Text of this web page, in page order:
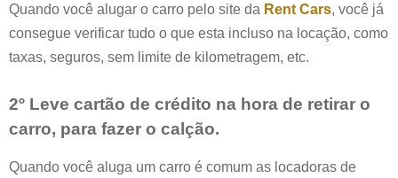
Quando você alugar o carro pelo site da Rent Cars, você já
consegue verificar tudo o que esta incluso na locação, como
taxas, seguros, sem limite de kilometragem, etc.
2º Leve cartão de crédito na hora de retirar o
carro, para fazer o calção.
Quando você aluga um carro é comum as locadoras de